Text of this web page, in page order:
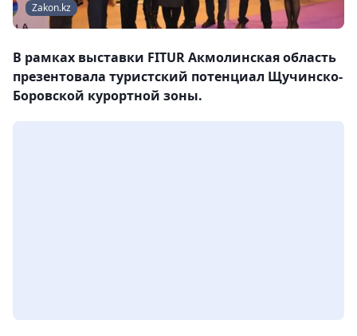
Zakon.kz
В рамкаx выставки FITUR Акмолинская область
презентовала туристский потенциал Щучинско-
Боровской курортной зоны.